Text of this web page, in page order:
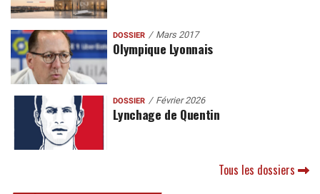
DOSSIER Mars 2017
Olympique Lyonnais
DOSSIER Février 2026
Lynchage de Quentin
Tous les dossiers